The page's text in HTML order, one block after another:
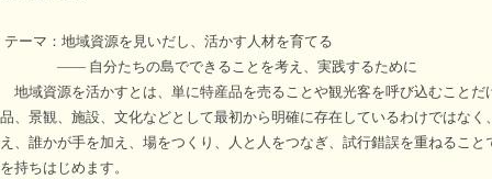
テーマ： 地域資源を見いだし、活かす人材を育てる
―― 自分たちの島でできることを考え、実践するために
地域資源を活かすとは、単に特産品を売ることや観光客を呼び込むこと
品、景観、施設、文化などとして最初から明確に存在しているわけではな
え、誰かが手を加え、場をつくり、人と人をつなぎ、試行錯誤を重ねるこ
を持ちはじめます。